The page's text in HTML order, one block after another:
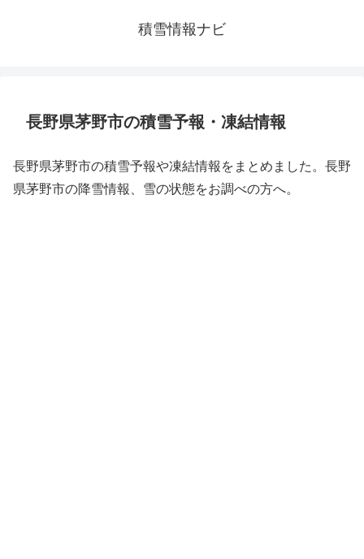
積雪情報ナビ
長野県茅野市の積雪予報・凍結情報
長野県茅野市の積雪予報や凍結情報をまとめました。長野
県茅野市の降雪情報、雪の状態をお調べの方へ。